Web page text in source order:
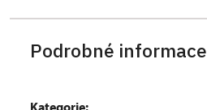
Podrobné informace
Kategorie: